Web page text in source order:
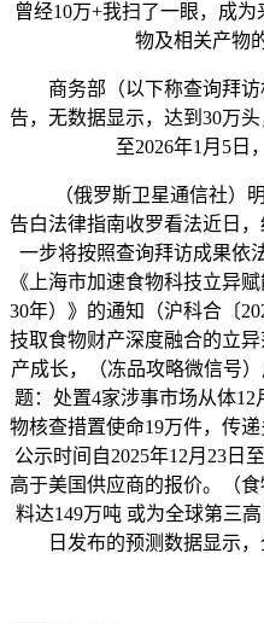
曾经10万+我扫了一眼，成
物及相关产物
商务部（以下称查询拜访
告，无数据显示，达到30万
至2026年1月5日
（俄罗斯卫星通信社）明
告白法律指南收罗看法近日
一步将按照查询拜访成果依
《上海市加速食物科技立异
30年）》的通知（沪科合〔
技取食物财产深度融合的立
产成长，（冻品攻略微信号
题：处置4家涉事市场从体
物核查措置使命19万件，传
公示时间自2025年12月23日
高于美国供应商的报价。（
料达149万吨 或为全球第三
日发布的预测数据显示